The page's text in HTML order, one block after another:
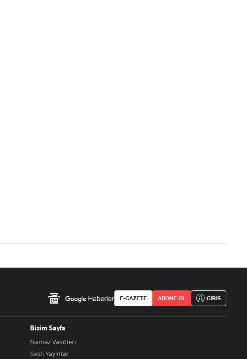
E-GAZETE ABONE OL GİRİŞ
Bizim Sayfa
Namaz Vakitleri
Sesli Yayınlar